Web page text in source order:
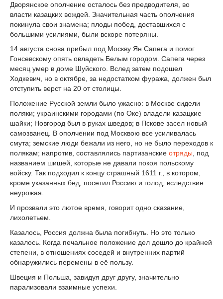
Дворянское ополчение осталось без предводителя, во
власти казацких вождей. Значительная часть ополчения
покинула свои знамена; плоды побед, доставшихся с
большими усилиями, были вскоре потеряны.
14 августа снова прибыл под Москву Ян Сапега и помог
Гонсевскому опять овладеть Белым городом. Сапега через
месяц умер в доме Шуйского. Вслед затем подошел
Ходкевич, но в октябре, за недостатком фуража, должен был
отступить верст на 20 от столицы.
Положение Русской земли было ужасно: в Москве сидели
поляки; украинскими городами (по Оке) владели казацкие
шайки; Новгород был в руках шведов; в Пскове засел новый
самозванец. В ополчении под Москвою все усиливалась
смута; земские люди бежали из него, но не было переходов к
полякам; напротив, составлялись партизанские отряды , под
названием шишей, которые не давали покоя польскому
войску. Так подходил к концу страшный 1611 г., в котором,
кроме указанных бед, посетил Россию и голод, вследствие
неурожая.
И прозвали это лютое время, говорит одно сказание,
лихолетьем.
Казалось, Россия должна была погибнуть. Но это только
казалось. Когда печальное положение дел дошло до крайней
степени, в отношениях соседей и внутренних партий
обнаружились перемены в её пользу.
Швеция и Польша, завидуя друг другу, значительно
парализовали взаимные успехи.